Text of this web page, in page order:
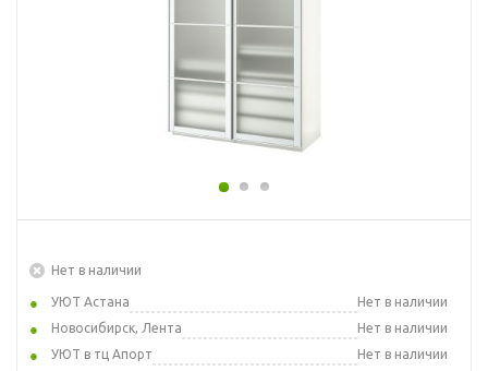
Нет в наличии
УЮТ Астана
Нет в наличии
Новосибирск, Лента
Нет в наличии
УЮТ в тц Апорт
Нет в наличии